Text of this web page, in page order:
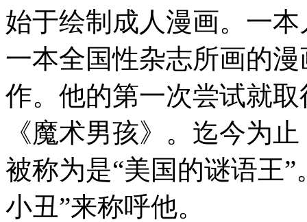
始于绘制成人漫画。一
一本全国性杂志所画的
作。他的第一次尝试就
《魔术男孩》。迄今为
被称为是“美国的谜语王
小丑”来称呼他。